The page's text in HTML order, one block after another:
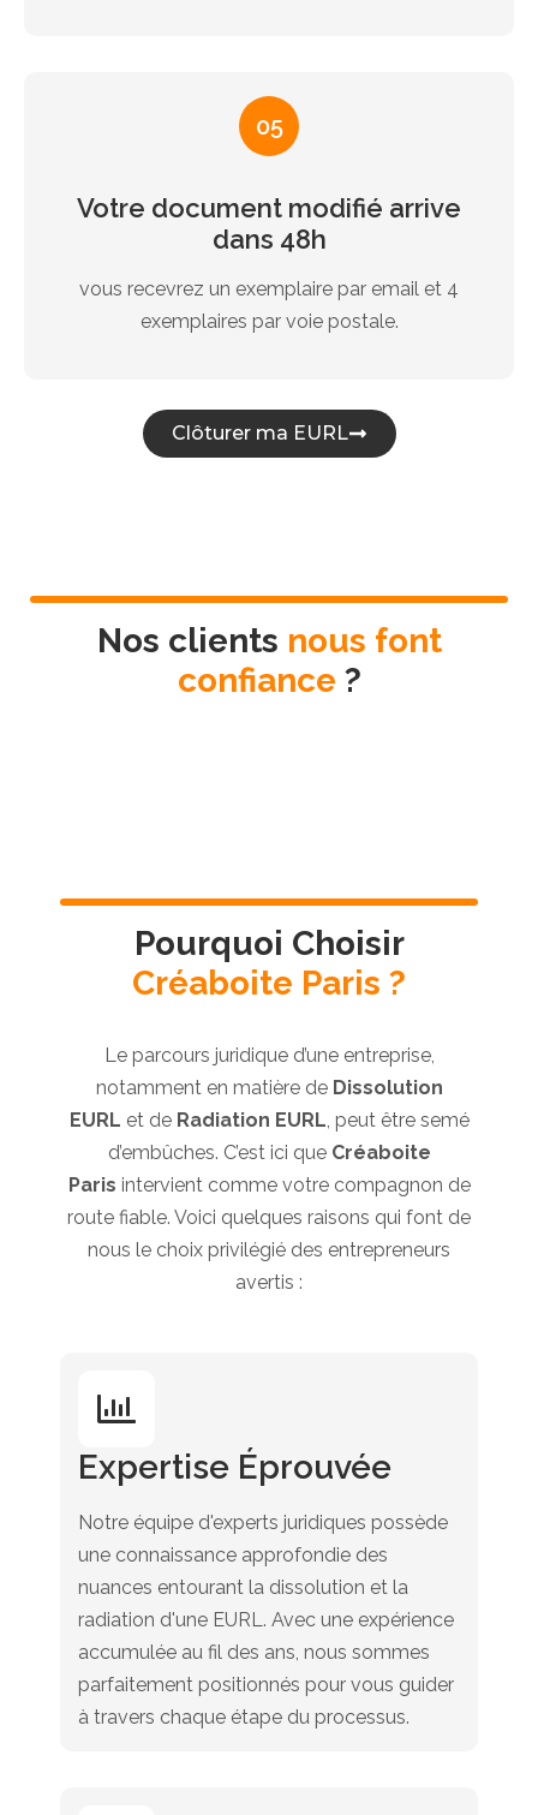
05
Votre document modifié arrive
dans 48h
vous recevrez un exemplaire par email et 4
exemplaires par voie postale.
Clôturer ma EURL
Nos clients nous font
confiance ?
Pourquoi Choisir
Créaboite Paris ?
Le parcours juridique d’une entreprise,
notamment en matière de Dissolution
EURL et de Radiation EURL, peut être semé
d’embûches. C’est ici que Créaboite
Paris intervient comme votre compagnon de
route fiable. Voici quelques raisons qui font de
nous le choix privilégié des entrepreneurs
avertis :
Expertise Éprouvée
Notre équipe d'experts juridiques possède
une connaissance approfondie des
nuances entourant la dissolution et la
radiation d'une EURL. Avec une expérience
accumulée au fil des ans, nous sommes
parfaitement positionnés pour vous guider
à travers chaque étape du processus.